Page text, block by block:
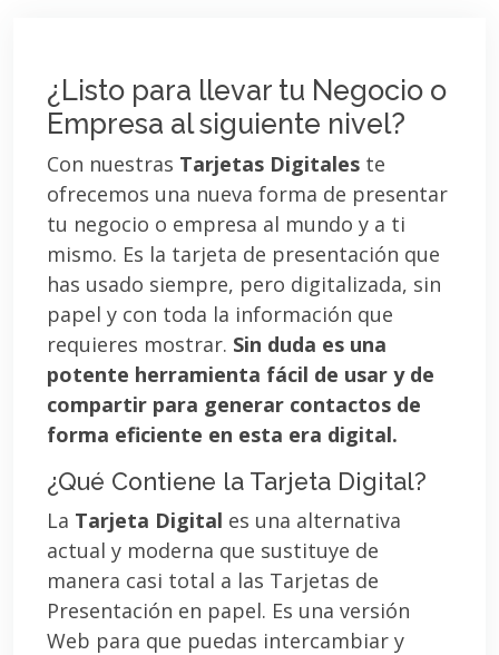
¿Listo para llevar tu Negocio o
Empresa al siguiente nivel?
Con nuestras Tarjetas Digitales te
ofrecemos una nueva forma de presentar
tu negocio o empresa al mundo y a ti
mismo. Es la tarjeta de presentación que
has usado siempre, pero digitalizada, sin
papel y con toda la información que
requieres mostrar. Sin duda es una
potente herramienta fácil de usar y de
compartir para generar contactos de
forma eficiente en esta era digital.
¿Qué Contiene la Tarjeta Digital?
La Tarjeta Digital es una alternativa
actual y moderna que sustituye de
manera casi total a las Tarjetas de
Presentación en papel. Es una versión
Web para que puedas intercambiar y